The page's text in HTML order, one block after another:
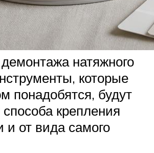
натяжного
которые
понадобятся, будут
способа крепления
и от вида самого